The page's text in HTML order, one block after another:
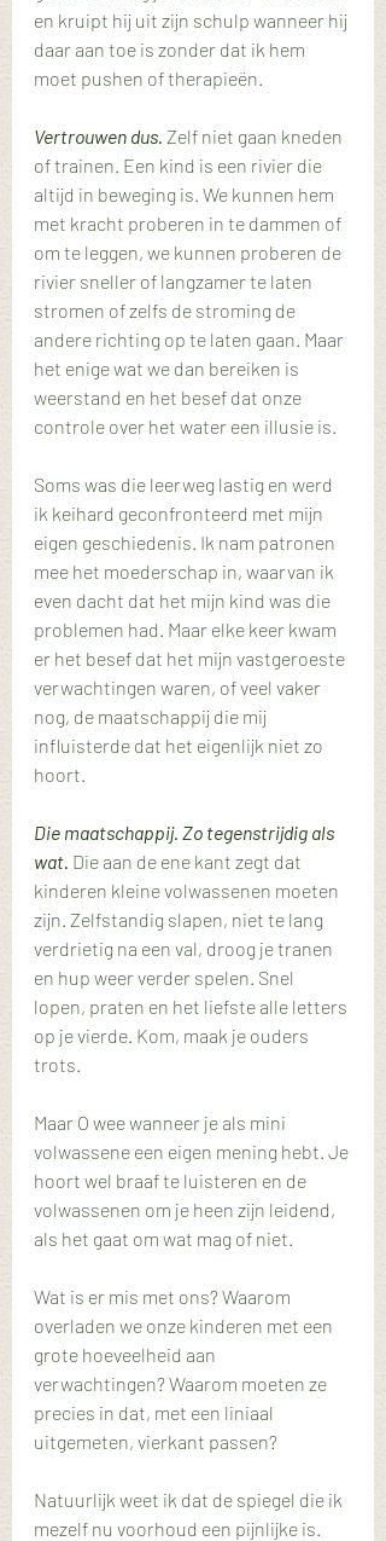
en kruipt hij uit zijn schulp wanneer hij
daar aan toe is zonder dat ik hem
moet pushen of therapieën.
Vertrouwen dus. Zelf niet gaan kneden
of trainen. Een kind is een rivier die
altijd in beweging is. We kunnen hem
met kracht proberen in te dammen of
om te leggen, we kunnen proberen de
rivier sneller of langzamer te laten
stromen of zelfs de stroming de
andere richting op te laten gaan. Maar
het enige wat we dan bereiken is
weerstand en het besef dat onze
controle over het water een illusie is.
Soms was die leerweg lastig en werd
ik keihard geconfronteerd met mijn
eigen geschiedenis. Ik nam patronen
mee het moederschap in, waarvan ik
even dacht dat het mijn kind was die
problemen had. Maar elke keer kwam
er het besef dat het mijn vastgeroeste
verwachtingen waren, of veel vaker
nog, de maatschappij die mij
influisterde dat het eigenlijk niet zo
hoort.
Die maatschappij. Zo tegenstrijdig als
wat. Die aan de ene kant zegt dat
kinderen kleine volwassenen moeten
zijn. Zelfstandig slapen, niet te lang
verdrietig na een val, droog je tranen
en hup weer verder spelen. Snel
lopen, praten en het liefste alle letters
op je vierde. Kom, maak je ouders
trots.
Maar O wee wanneer je als mini
volwassene een eigen mening hebt. Je
hoort wel braaf te luisteren en de
volwassenen om je heen zijn leidend,
als het gaat om wat mag of niet.
Wat is er mis met ons? Waarom
overladen we onze kinderen met een
grote hoeveelheid aan
verwachtingen? Waarom moeten ze
precies in dat, met een liniaal
uitgemeten, vierkant passen?
Natuurlijk weet ik dat de spiegel die ik
mezelf nu voorhoud een pijnlijke is.